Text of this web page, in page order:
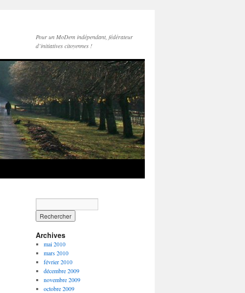
Pour un MoDem indépendant, fédérateur
d’initiatives citoyennes !
Archives
mai 2010
mars 2010
février 2010
décembre 2009
novembre 2009
octobre 2009